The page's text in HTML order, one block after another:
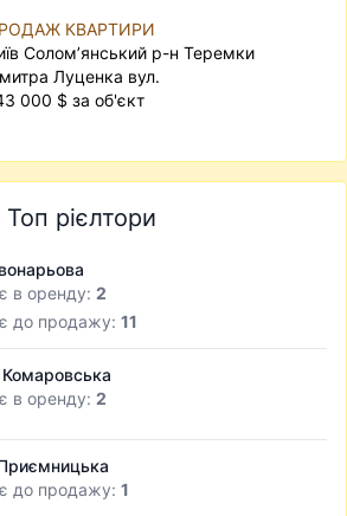
КВАРТИРИ
Солом’янський р-н Теремки
Луценка вул.
000 $ за об'єкт
Топ рієлтори
в оренду: 2
до продажу: 11
Комаровська
в оренду: 2
до продажу: 1